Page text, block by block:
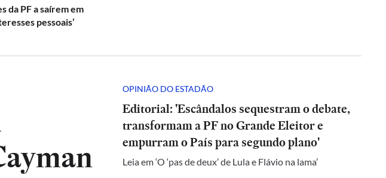
da PF a saírem em
pessoais’
OPINIÃO DO ESTADÃO
Editorial: 'Escândalos sequestram o debate,
transformam a PF no Grande Eleitor e
empurram o País para segundo plano'
Leia em ‘O ‘pas de deux’ de Lula e Flávio na lama’